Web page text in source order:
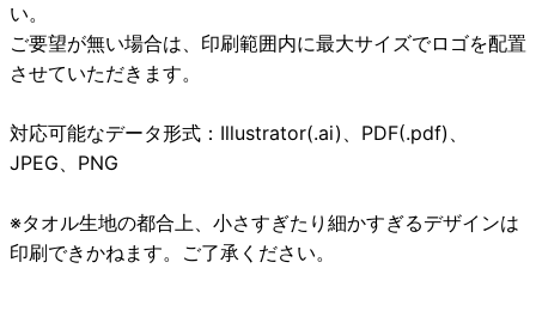
い。
ご要望が無い場合は、印刷範囲内に最大サイズでロゴを配置
させていただきます。
対応可能なデータ形式：Illustrator(.ai)、PDF(.pdf)、
JPEG、PNG
※タオル生地の都合上、小さすぎたり細かすぎるデザインは
印刷できかねます。ご了承ください。